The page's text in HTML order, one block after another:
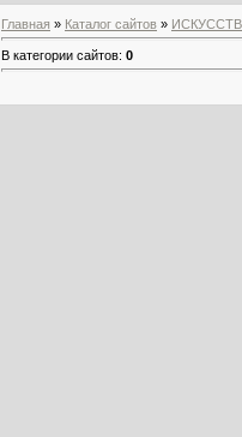
Главная » Каталог сайтов »
В категории сайтов: 0